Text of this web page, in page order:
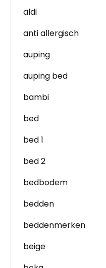
aldi
anti allergisch
auping
auping bed
bambi
bed
bed 1
bed 2
bedbodem
bedden
beddenmerken
beige